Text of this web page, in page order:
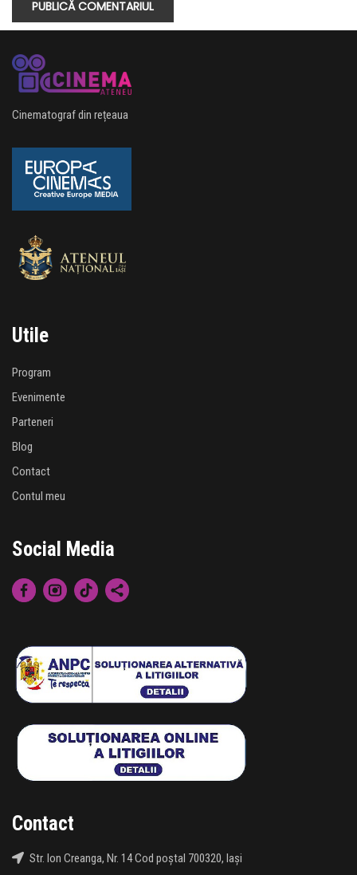
Cinematograf din rețeaua
Utile
Program
Evenimente
Parteneri
Blog
Contact
Contul meu
Social Media
Contact
Str. Ion Creanga, Nr. 14 Cod poștal 700320, Iași